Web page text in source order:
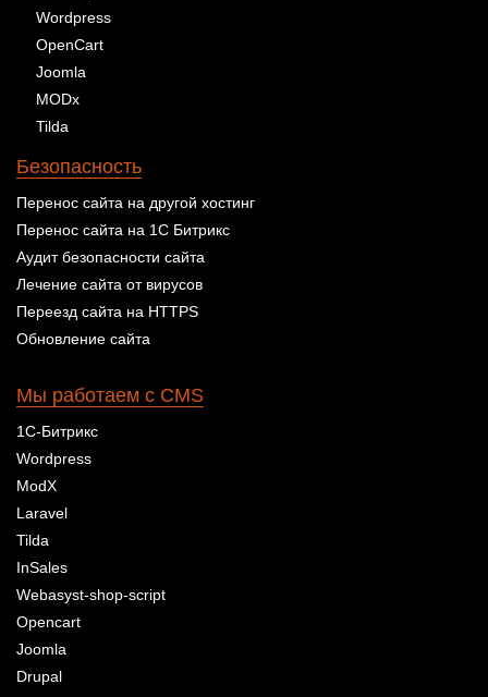
Wordpress
OpenCart
Joomla
MODx
Tilda
Безопасность
Перенос сайта на другой хостинг
Перенос сайта на 1С Битрикс
Аудит безопасности сайта
Лечение сайта от вирусов
Переезд сайта на HTTPS
Обновление сайта
Мы работаем с CMS
1С-Битрикс
Wordpress
ModX
Laravel
Tilda
InSales
Webasyst-shop-script
Opencart
Joomla
Drupal